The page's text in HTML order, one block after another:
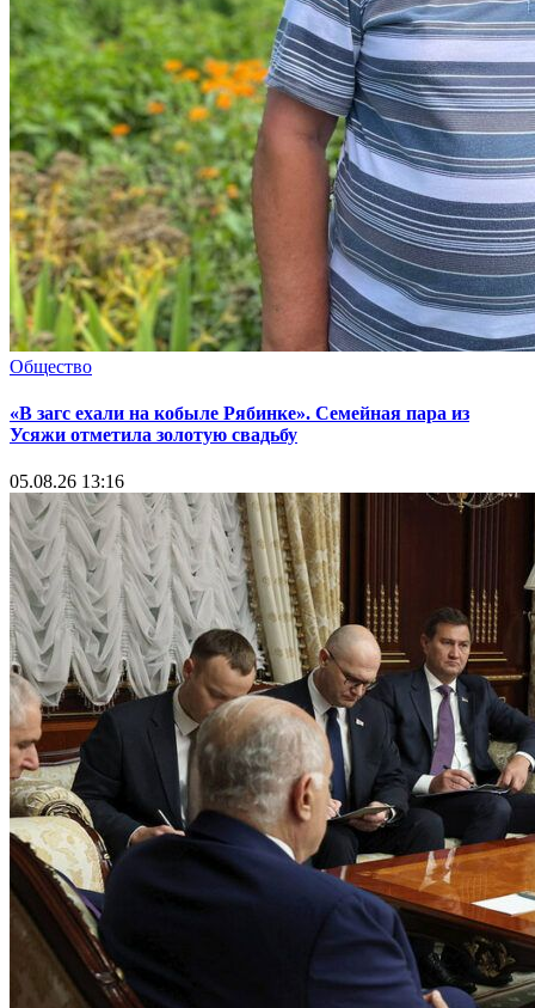
Общество
«В загс ехали на кобыле Рябинке». Семейная пара из
Усяжи отметила золотую свадьбу
05.08.26 13:16